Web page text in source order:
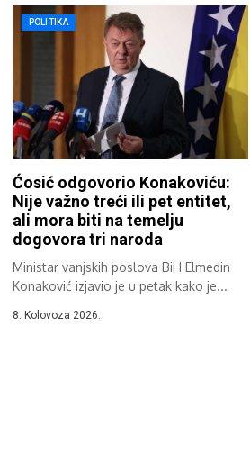
POLITIKA
Ćosić odgovorio Konakoviću:
Nije važno treći ili pet entitet,
ali mora biti na temelju
dogovora tri naroda
Ministar vanjskih poslova BiH Elmedin
Konaković izjavio je u petak kako je...
8. Kolovoza 2026.